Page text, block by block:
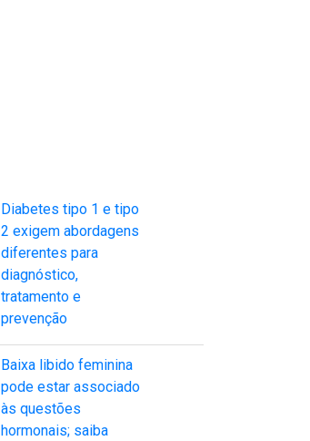
Diabetes tipo 1 e tipo
2 exigem abordagens
diferentes para
diagnóstico,
tratamento e
prevenção
Baixa libido feminina
pode estar associado
às questões
hormonais; saiba